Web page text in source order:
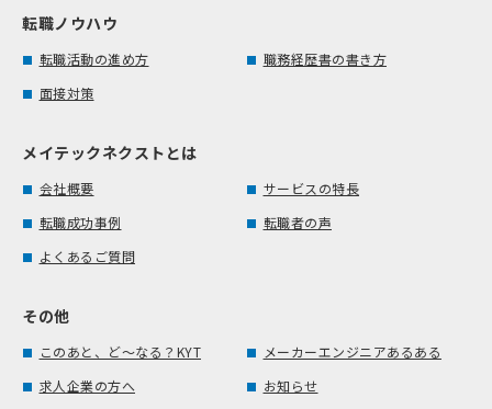
転職ノウハウ
転職活動の進め方
職務経歴書の書き方
面接対策
メイテックネクストとは
会社概要
サービスの特長
転職成功事例
転職者の声
よくあるご質問
その他
このあと、ど～なる？KYT
メーカーエンジニアあるある
求人企業の方へ
お知らせ